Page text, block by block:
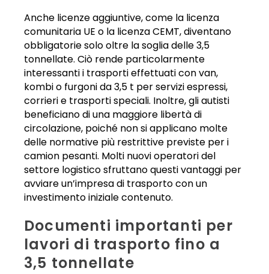
Anche licenze aggiuntive, come la licenza
comunitaria UE o la licenza CEMT, diventano
obbligatorie solo oltre la soglia delle 3,5
tonnellate. Ciò rende particolarmente
interessanti i trasporti effettuati con van,
kombi o furgoni da 3,5 t per servizi espressi,
corrieri e trasporti speciali. Inoltre, gli autisti
beneficiano di una maggiore libertà di
circolazione, poiché non si applicano molte
delle normative più restrittive previste per i
camion pesanti. Molti nuovi operatori del
settore logistico sfruttano questi vantaggi per
avviare un’impresa di trasporto con un
investimento iniziale contenuto.
Documenti importanti per
lavori di trasporto fino a
3,5 tonnellate